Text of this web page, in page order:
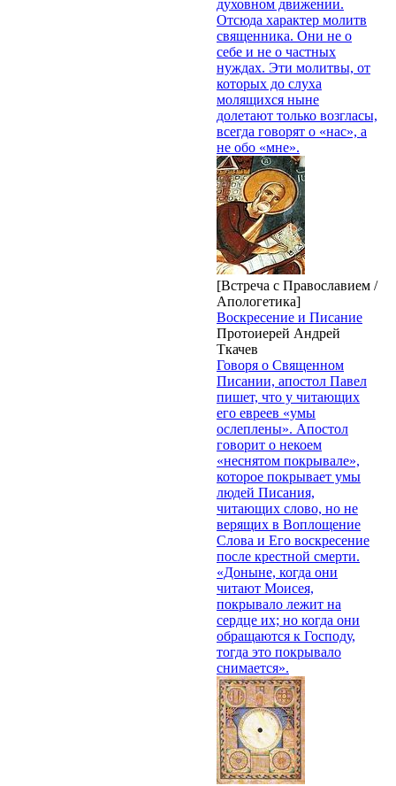
духовном движении.
Отсюда характер молитв
священника. Они не о
себе и не о частных
нуждах. Эти молитвы, от
которых до слуха
молящихся ныне
долетают только возгласы,
всегда говорят о «нас», а
не обо «мне».
[Встреча с Православием /
Апологетика]
Воскресение и Писание
Протоиерей Андрей
Ткачев
Говоря о Священном
Писании, апостол Павел
пишет, что у читающих
его евреев «умы
ослеплены». Апостол
говорит о некоем
«неснятом покрывале»,
которое покрывает умы
людей Писания,
читающих слово, но не
верящих в Воплощение
Слова и Его воскресение
после крестной смерти.
«Доныне, когда они
читают Моисея,
покрывало лежит на
сердце их; но когда они
обращаются к Господу,
тогда это покрывало
снимается».